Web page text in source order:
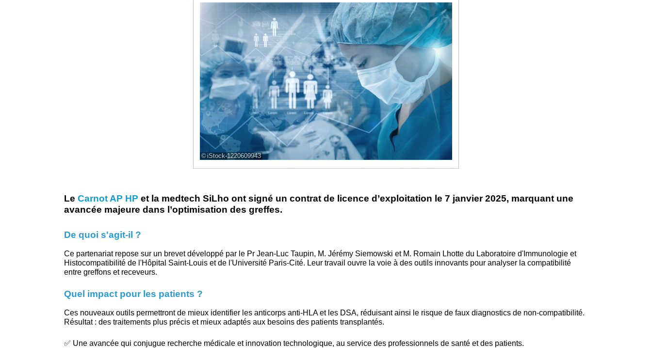
iStock-1220609943
Le Carnot AP HP et la medtech SiLho ont signé un contrat de licence d’exploitation le 7 janvier 2025, marquant une
avancée majeure dans l’optimisation des greffes.
De quoi s'agit-il ?
Ce partenariat repose sur un brevet développé par le Pr Jean-Luc Taupin, M. Jérémy Siemowski et M. Romain Lhotte du Laboratoire d'Immunologie et
Histocompatibilité de l'Hôpital Saint-Louis et de l'Université Paris-Cité. Leur travail ouvre la voie à des outils innovants pour analyser la compatibilité
entre greffons et receveurs.
Quel impact pour les patients ?
Ces nouveaux outils permettront de mieux identifier les anticorps anti-HLA et les DSA, réduisant ainsi le risque de faux diagnostics de non-compatibilité.
Résultat : des traitements plus précis et mieux adaptés aux besoins des patients transplantés.
✅ Une avancée qui conjugue recherche médicale et innovation technologique, au service des professionnels de santé et des patients.